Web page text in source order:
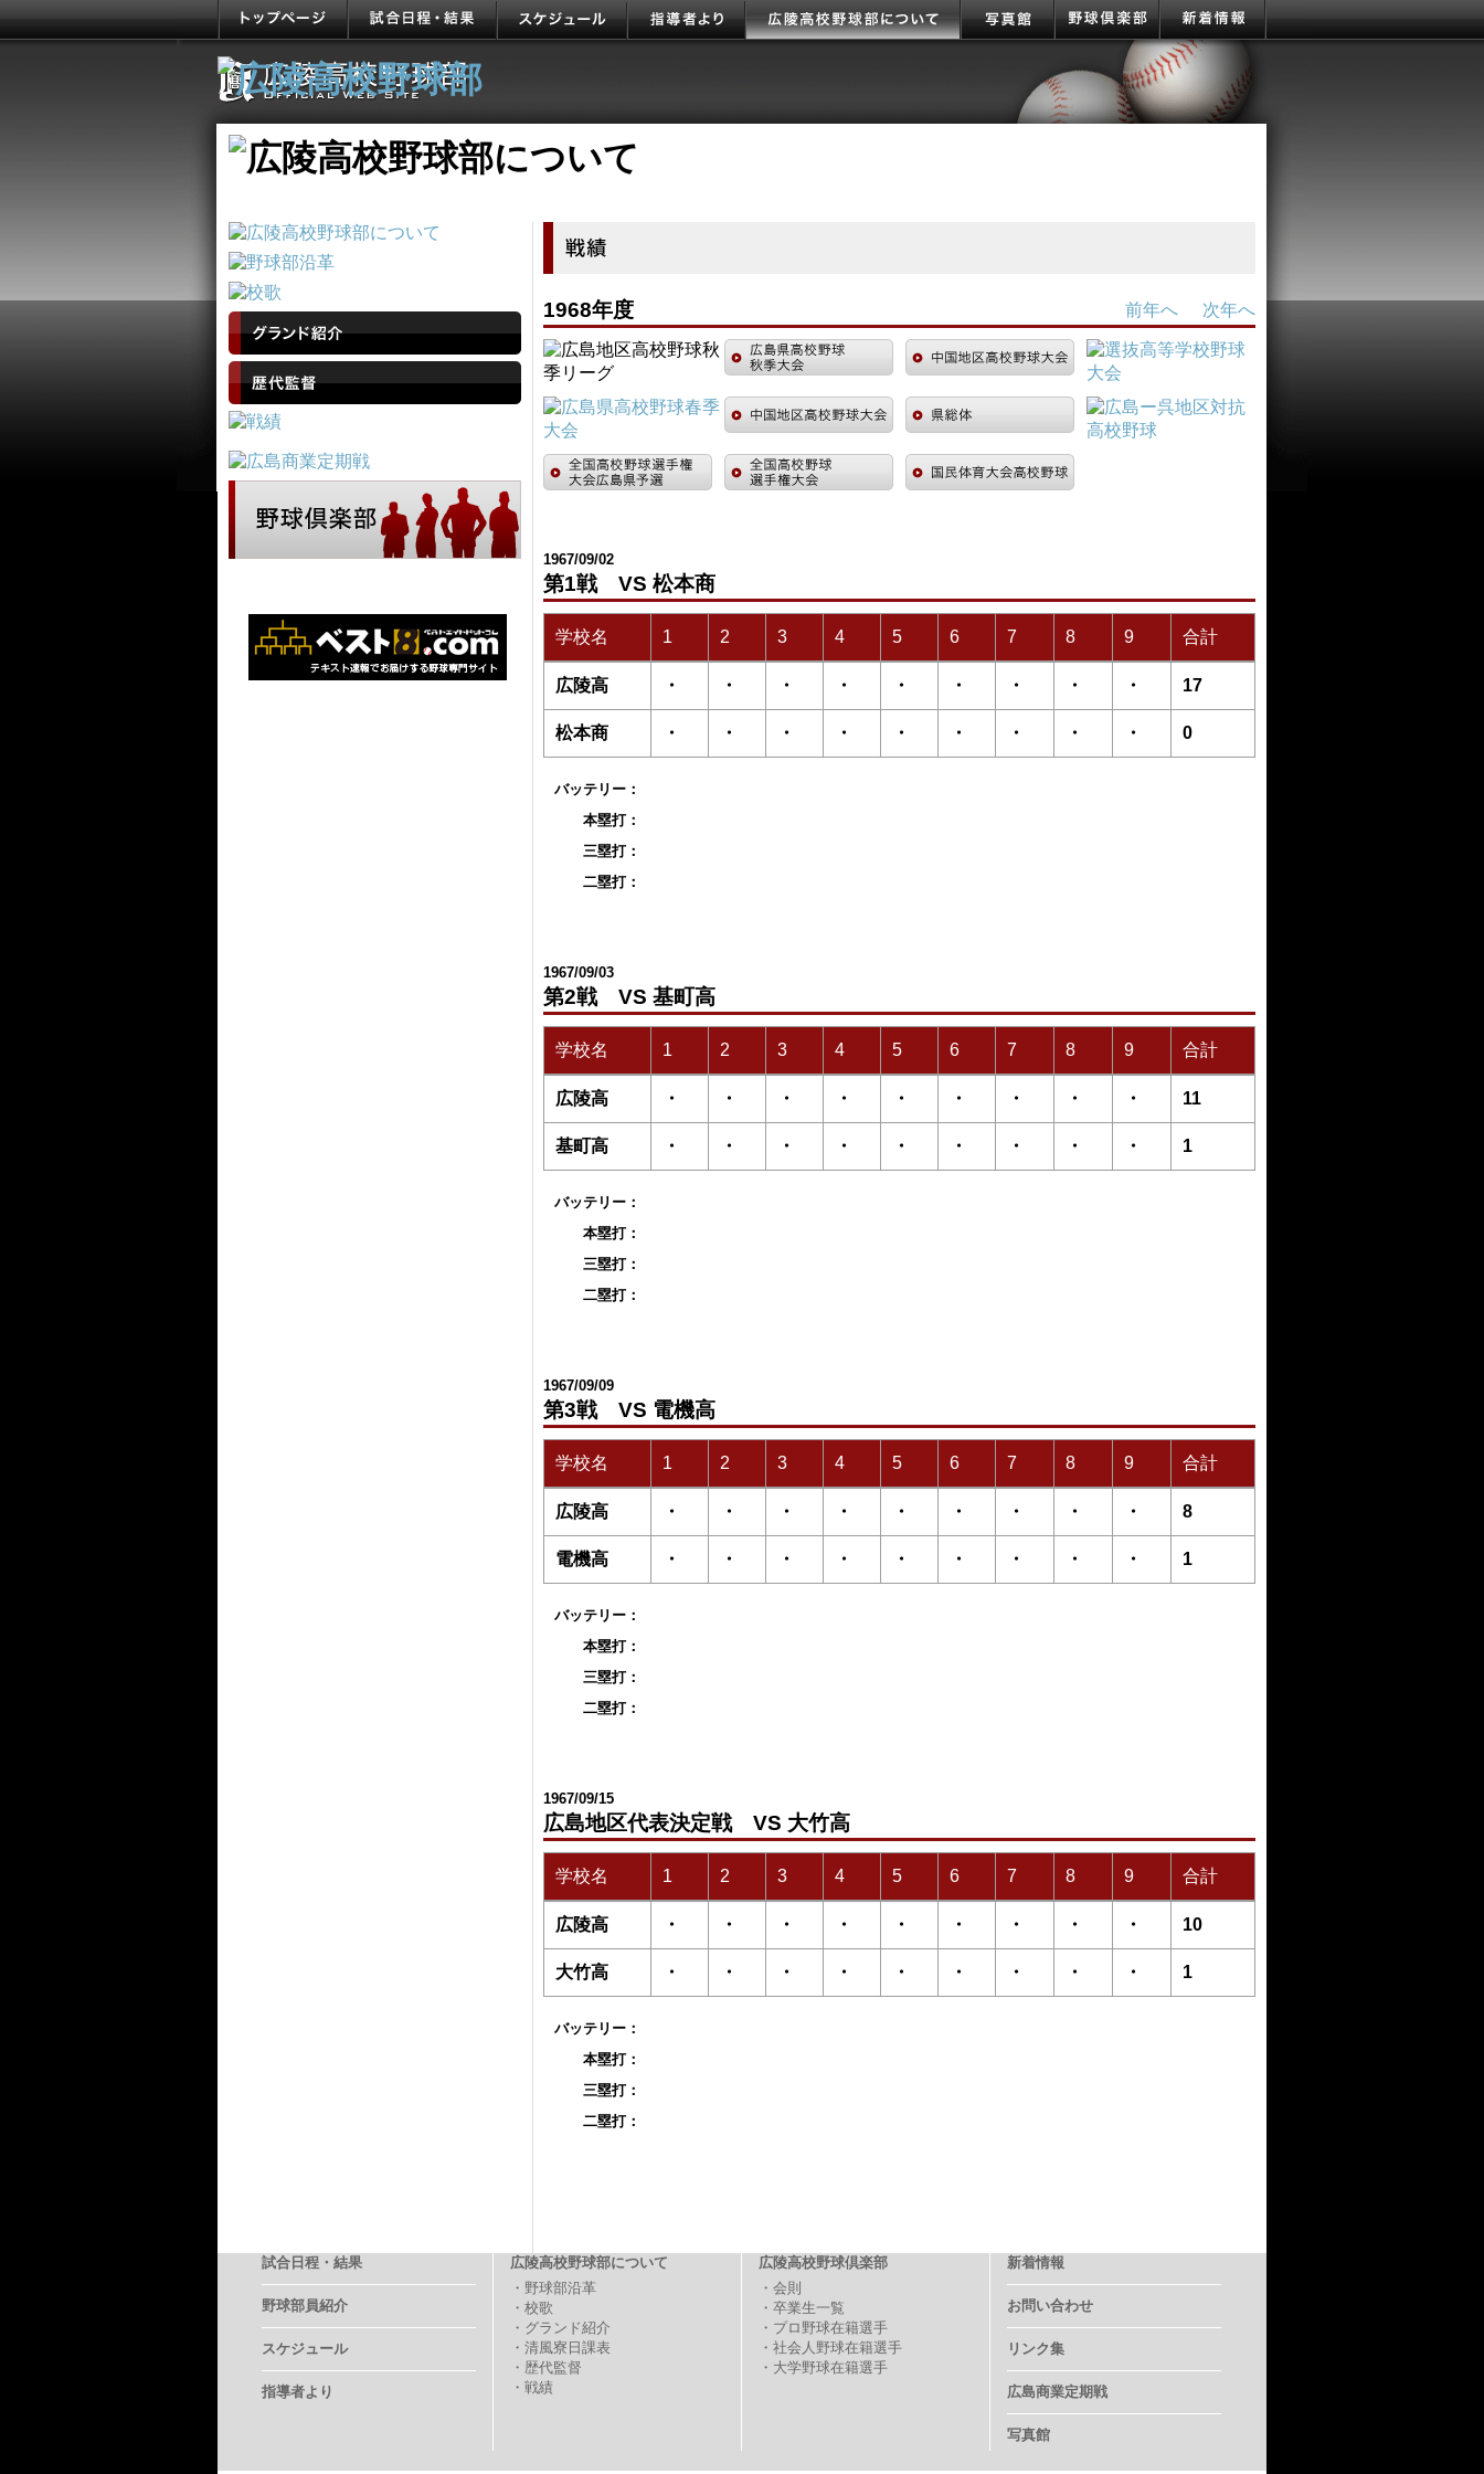
次年へ
前年へ
1968年度
1967/09/02
第1戦 VS 松本商
学校名 1 2 3 4 5 6 7 8 9 合計
広陵高 ・ ・ ・ ・ ・ ・ ・ ・ ・ 17
松本商 ・ ・ ・ ・ ・ ・ ・ ・ ・ 0
バッテリー：
本塁打：
三塁打：
二塁打：
1967/09/03
第2戦 VS 基町高
学校名 1 2 3 4 5 6 7 8 9 合計
広陵高 ・ ・ ・ ・ ・ ・ ・ ・ ・ 11
基町高 ・ ・ ・ ・ ・ ・ ・ ・ ・ 1
バッテリー：
本塁打：
三塁打：
二塁打：
1967/09/09
第3戦 VS 電機高
学校名 1 2 3 4 5 6 7 8 9 合計
広陵高 ・ ・ ・ ・ ・ ・ ・ ・ ・ 8
電機高 ・ ・ ・ ・ ・ ・ ・ ・ ・ 1
バッテリー：
本塁打：
三塁打：
二塁打：
1967/09/15
広島地区代表決定戦 VS 大竹高
学校名 1 2 3 4 5 6 7 8 9 合計
広陵高 ・ ・ ・ ・ ・ ・ ・ ・ ・ 10
大竹高 ・ ・ ・ ・ ・ ・ ・ ・ ・ 1
バッテリー：
本塁打：
三塁打：
二塁打：
試合日程・結果
野球部員紹介
スケジュール
指導者より
広陵高校野球部について
・野球部沿革
・校歌
・グランド紹介
・清風寮日課表
・歴代監督
・戦績
広陵高校野球倶楽部
・会則
・卒業生一覧
・プロ野球在籍選手
・社会人野球在籍選手
・大学野球在籍選手
新着情報
お問い合わせ
リンク集
広島商業定期戦
写真館